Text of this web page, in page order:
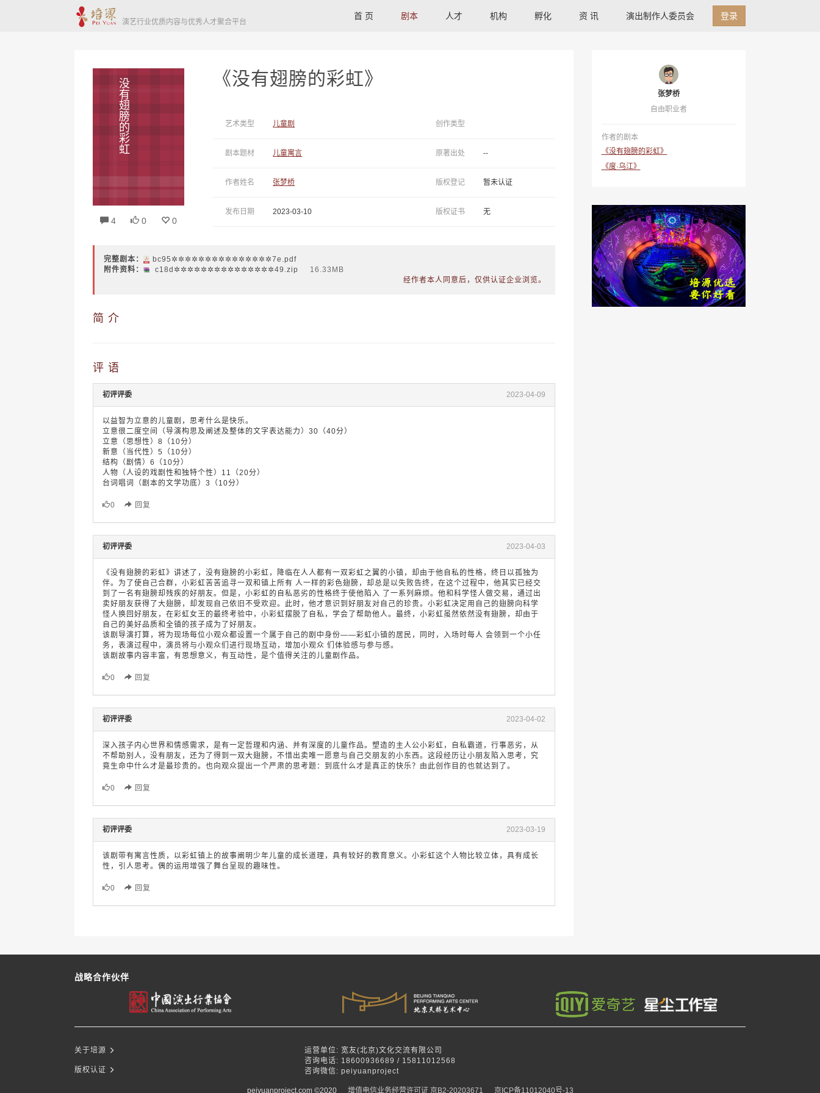
演艺行业优质内容与优秀人才聚合平台
首 页 剧本 人才 机构 孵化 资 讯 演出制作人委员会 登录
没有翅膀的彩虹
4 0 0
《没有翅膀的彩虹》
艺术类型 儿童剧 创作类型
剧本题材 儿童寓言 原著出处 --
作者姓名 张梦桥 版权登记 暂未认证
发布日期 2023-03-10 版权证书 无
完整剧本：
bc95✲✲✲✲✲✲✲✲✲✲✲✲✲✲✲7e.pdf
附件资料：
c18d✲✲✲✲✲✲✲✲✲✲✲✲✲✲✲49.zip
16.33MB
经作者本人同意后，仅供认证企业浏览。
简 介
评 语
初评评委 2023-04-09
以益智为立意的儿童剧，思考什么是快乐。
立意很二度空间（导演构思及阐述及整体的文字表达能力）30（40分）
立意（思想性）8（10分）
新意（当代性）5（10分）
结构（剧情）6（10分）
人物（人设的戏剧性和独特个性）11（20分）
台词唱词（剧本的文学功底）3（10分）
0 回复
初评评委 2023-04-03
《没有翅膀的彩虹》讲述了，没有翅膀的小彩虹，降临在人人都有一双彩虹之翼的小镇，却由于他自私的性格，终日以孤独为
伴。为了使自己合群，小彩虹苦苦追寻一双和镇上所有 人一样的彩色翅膀，却总是以失败告终，在这个过程中，他其实已经交
到了一名有翅膀却残疾的好朋友。但是，小彩虹的自私恶劣的性格终于使他陷入 了一系列麻烦。他和科学怪人做交易，通过出
卖好朋友获得了大翅膀，却发现自己依旧不受欢迎。此时，他才意识到好朋友对自己的珍贵。小彩虹决定用自己的翅膀向科学
怪人换回好朋友，在彩虹女王的最终考验中，小彩虹摆脱了自私，学会了帮助他人。最终，小彩虹虽然依然没有翅膀，却由于
自己的美好品质和全镇的孩子成为了好朋友。
该剧导演打算，将为现场每位小观众都设置一个属于自己的剧中身份——彩虹小镇的居民，同时，入场时每人 会领到一个小任
务，表演过程中，演员将与小观众们进行现场互动，增加小观众 们体验感与参与感。
该剧故事内容丰富，有思想意义，有互动性，是个值得关注的儿童剧作品。
0 回复
初评评委 2023-04-02
深入孩子内心世界和情感需求，是有一定哲理和内涵、并有深度的儿童作品。塑造的主人公小彩虹，自私霸道，行事恶劣，从
不帮助别人，没有朋友，还为了得到一双大翅膀，不惜出卖唯一愿意与自己交朋友的小东西。这段经历让小朋友陷入思考，究
竟生命中什么才是最珍贵的。也向观众提出一个严肃的思考题：到底什么才是真正的快乐？由此创作目的也就达到了。
0 回复
初评评委 2023-03-19
该剧带有寓言性质，以彩虹镇上的故事阐明少年儿童的成长道理，具有较好的教育意义。小彩虹这个人物比较立体，具有成长
性，引人思考。偶的运用增强了舞台呈现的趣味性。
0 回复
张梦桥
自由职业者
作者的剧本
《没有翅膀的彩虹》
《度·乌江》
战略合作伙伴
关于培源
版权认证
运营单位: 宽友(北京)文化交流有限公司
咨询电话: 18600936689 / 15811012568
咨询微信: peiyuanproject
peiyuanproject.com ©2020 增值电信业务经营许可证 京B2-20203671 京ICP备11012040号-13